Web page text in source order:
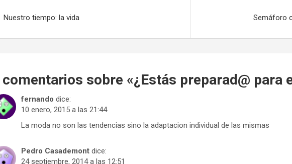
Nuestro tiempo: la vida Semáforo
comentarios sobre «¿Estás preparad@ para
fernando dice:
10 enero, 2015 a las 21:44
La moda no son las tendencias sino la adaptacion individual de las mismas
Pedro Casademont dice:
24 septiembre, 2014 a las 12:51